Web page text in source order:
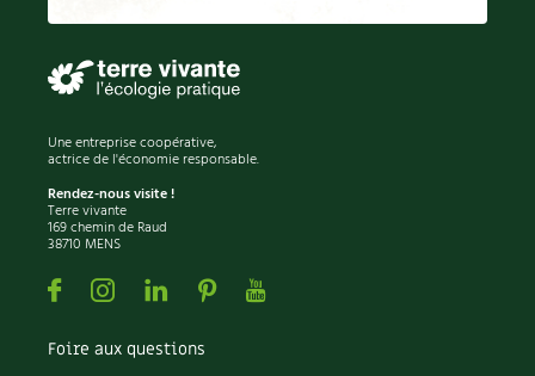
Une entreprise coopérative,
actrice de l'économie responsable.
Rendez-nous visite !
Terre vivante
169 chemin de Raud
38710 MENS
FacebookInstagramLinkedin
PinterestYoutube
Foire aux questions